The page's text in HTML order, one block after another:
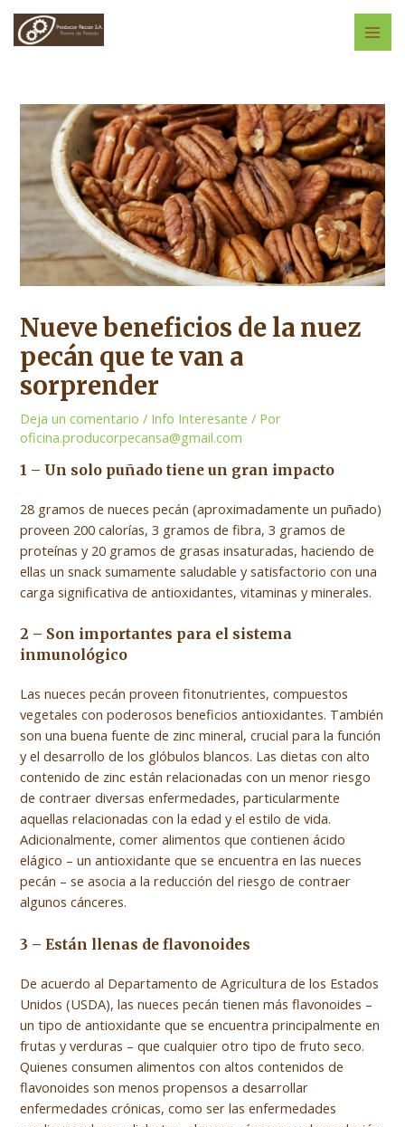
contenido
Nueve beneficios de la nuez
pecán que te van a
sorprender
Deja un comentario / Info Interesante / Por
oficina.producorpecansa@gmail.com
1 – Un solo puñado tiene un gran impacto
28 gramos de nueces pecán (aproximadamente un puñado)
proveen 200 calorías, 3 gramos de fibra, 3 gramos de
proteínas y 20 gramos de grasas insaturadas, haciendo de
ellas un snack sumamente saludable y satisfactorio con una
carga significativa de antioxidantes, vitaminas y minerales.
2 – Son importantes para el sistema
inmunológico
Las nueces pecán proveen fitonutrientes, compuestos
vegetales con poderosos beneficios antioxidantes. También
son una buena fuente de zinc mineral, crucial para la función
y el desarrollo de los glóbulos blancos. Las dietas con alto
contenido de zinc están relacionadas con un menor riesgo
de contraer diversas enfermedades, particularmente
aquellas relacionadas con la edad y el estilo de vida.
Adicionalmente, comer alimentos que contienen ácido
elágico – un antioxidante que se encuentra en las nueces
pecán – se asocia a la reducción del riesgo de contraer
algunos cánceres.
3 – Están llenas de flavonoides
De acuerdo al Departamento de Agricultura de los Estados
Unidos (USDA), las nueces pecán tienen más flavonoides –
un tipo de antioxidante que se encuentra principalmente en
frutas y verduras – que cualquier otro tipo de fruto seco.
Quienes consumen alimentos con altos contenidos de
flavonoides son menos propensos a desarrollar
enfermedades crónicas, como ser las enfermedades